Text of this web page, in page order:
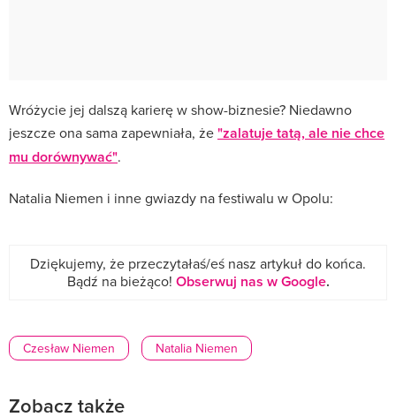
Wróżycie jej dalszą karierę w show-biznesie? Niedawno
jeszcze ona sama zapewniała, że"zalatuje tatą, ale nie chce
mu dorównywać".
Natalia Niemen i inne gwiazdy na festiwalu w Opolu:
Dziękujemy, że przeczytałaś/eś nasz artykuł do końca.
Bądź na bieżąco! Obserwuj nas w Google.
Czesław Niemen Natalia Niemen
Zobacz także